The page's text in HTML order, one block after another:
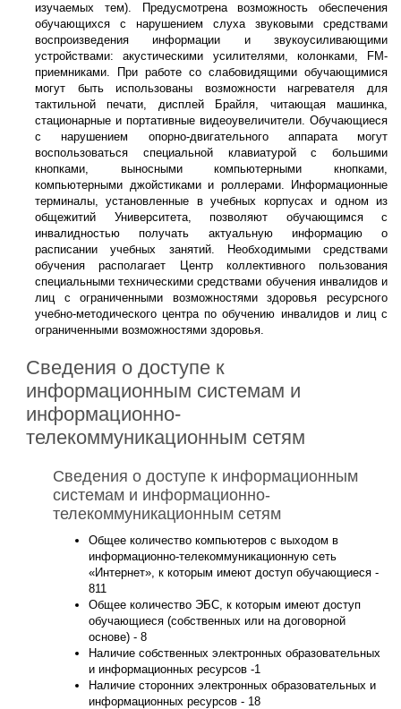
изучаемых тем). Предусмотрена возможность обеспечения
обучающихся с нарушением слуха звуковыми средствами
воспроизведения информации и звукоусиливающими
устройствами: акустическими усилителями, колонками, FM-
приемниками. При работе со слабовидящими обучающимися
могут быть использованы возможности нагревателя для
тактильной печати, дисплей Брайля, читающая машинка,
стационарные и портативные видеоувеличители. Обучающиеся
с нарушением опорно-двигательного аппарата могут
воспользоваться специальной клавиатурой с большими
кнопками, выносными компьютерными кнопками,
компьютерными джойстиками и роллерами. Информационные
терминалы, установленные в учебных корпусах и одном из
общежитий Университета, позволяют обучающимся с
инвалидностью получать актуальную информацию о
расписании учебных занятий. Необходимыми средствами
обучения располагает Центр коллективного пользования
специальными техническими средствами обучения инвалидов и
лиц с ограниченными возможностями здоровья ресурсного
учебно-методического центра по обучению инвалидов и лиц с
ограниченными возможностями здоровья.
Сведения о доступе к
информационным системам и
информационно-
телекоммуникационным сетям
Сведения о доступе к информационным
системам и информационно-
телекоммуникационным сетям
Общее количество компьютеров с выходом в
информационно-телекоммуникационную сеть
«Интернет», к которым имеют доступ обучающиеся -
811
Общее количество ЭБС, к которым имеют доступ
обучающиеся (собственных или на договорной
основе) - 8
Наличие собственных электронных образовательных
и информационных ресурсов -1
Наличие сторонних электронных образовательных и
информационных ресурсов - 18